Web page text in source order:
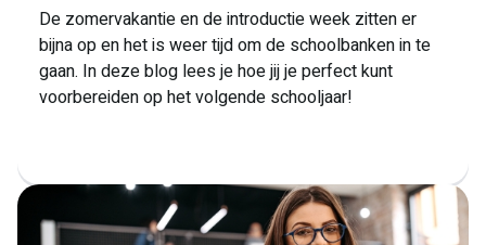
De zomervakantie en de introductie week zitten er
bijna op en het is weer tijd om de schoolbanken in te
gaan. In deze blog lees je hoe jij je perfect kunt
voorbereiden op het volgende schooljaar!